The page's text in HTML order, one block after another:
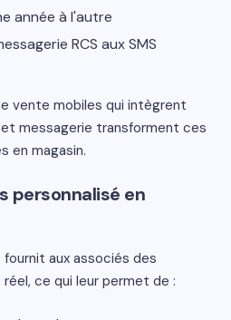
année à l'autre
RCS aux SMS
vente mobiles qui intègrent
messagerie transforment ces
en magasin.
personnalisé en
aux associés des
ce qui leur permet de :